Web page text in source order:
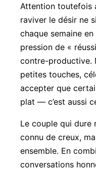
Attention toutefois
raviver le désir ne
chaque semaine
pression de «
contre-productive.
petites touches,
accepter que
plat — c’est aussi
Le couple qui dure
connu de creux,
ensemble. En
conversations